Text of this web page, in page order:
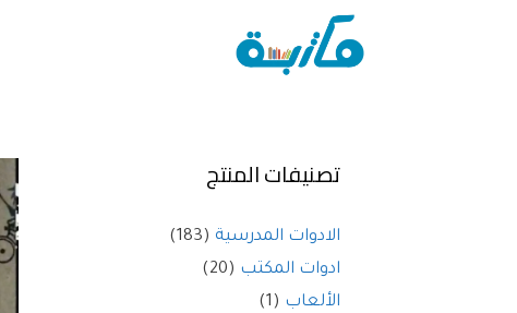
تصنيفات المنتج
الادوات المدرسية (183)
ادوات المكتب (20)
الألعاب (1)